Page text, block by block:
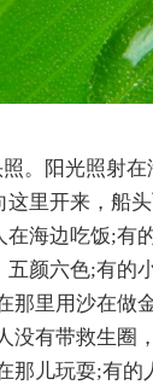
。阳光照射
里开来，船
海边吃饭;有
五颜六色;有的
那里用沙在做
没有带救生圈
那儿玩耍;有的